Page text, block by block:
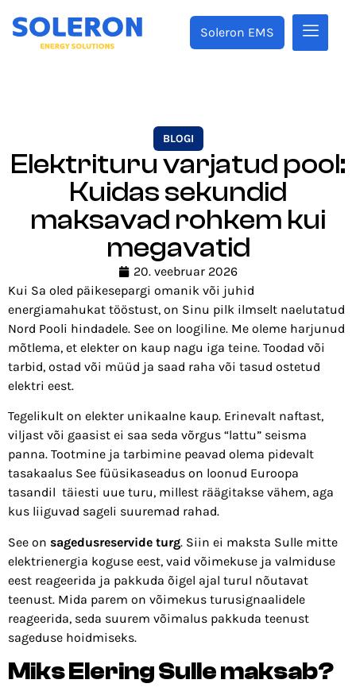
Soleron EMS
BLOGI
Elektrituru varjatud pool:
Kuidas sekundid
maksavad rohkem kui
megavatid
20. veebruar 2026
Kui Sa oled päikesepargi omanik või juhid
energiamahukat tööstust, on Sinu pilk ilmselt naelutatud
Nord Pooli hindadele. See on loogiline. Me oleme harjunud
mõtlema, et elekter on kaup nagu iga teine. Toodad või
tarbid, ostad või müüd ja saad raha või tasud ostetud
elektri eest.
Tegelikult on elekter unikaalne kaup. Erinevalt naftast,
viljast või gaasist ei saa seda võrgus “lattu” seisma
panna. Tootmine ja tarbimine peavad olema pidevalt
tasakaalus See füüsikaseadus on loonud Euroopa
tasandil täiesti uue turu, millest räägitakse vähem, aga
kus liiguvad sageli suuremad rahad.
See on sagedusreservide turg. Siin ei maksta Sulle mitte
elektrienergia koguse eest, vaid võimekuse ja valmiduse
eest reageerida ja pakkuda õigel ajal turul nõutavat
teenust. Mida parem on võimekus turusignaalidele
reageerida, seda suurem võimalus pakkuda teenust
sageduse hoidmiseks.
Miks Elering Sulle maksab?